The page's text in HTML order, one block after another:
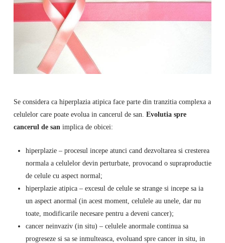
Se considera ca hiperplazia atipica face parte din tranzitia complexa a
celulelor care poate evolua in cancerul de san. Evolutia spre
cancerul de san implica de obicei:
hiperplazie – procesul incepe atunci cand dezvoltarea si cresterea
normala a celulelor devin perturbate, provocand o supraproductie
de celule cu aspect normal;
hiperplazie atipica – excesul de celule se strange si incepe sa ia
un aspect anormal (in acest moment, celulele au unele, dar nu
toate, modificarile necesare pentru a deveni cancer);
cancer neinvaziv (in situ) – celulele anormale continua sa
progreseze si sa se inmulteasca, evoluand spre cancer in situ, in